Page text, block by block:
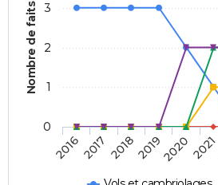
Nombre de faits
20162017 2018201920202021
0
1
2
3